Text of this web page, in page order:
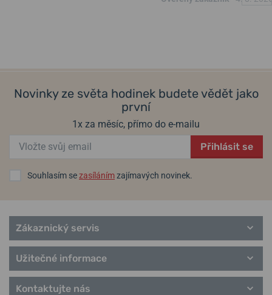
Novinky ze světa hodinek budete vědět jako
první
1x za měsíc, přímo do e-mailu
Přihlásit se
Souhlasím sezasílánímzajímavých novinek.
Zákaznický servis
Užitečné informace
Kontaktujte nás